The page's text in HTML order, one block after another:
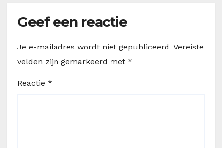
Geef een reactie
Je e-mailadres wordt niet gepubliceerd. Vereiste
velden zijn gemarkeerd met *
Reactie *